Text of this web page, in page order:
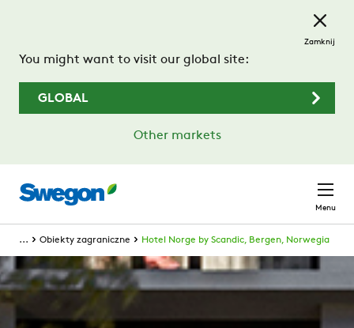
You might want to visit our global site:
GLOBAL
Other markets
Zamknij
Menu
... Obiekty zagraniczne Hotel Norge by Scandic, Bergen, Norwegia